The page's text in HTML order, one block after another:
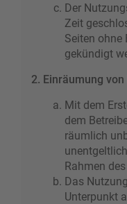
Der
Zeit
Seiten ohne
gekündigt
2. Einräumung
Mit dem
dem
räumlich
Rahmen
Das
Unterpunkt